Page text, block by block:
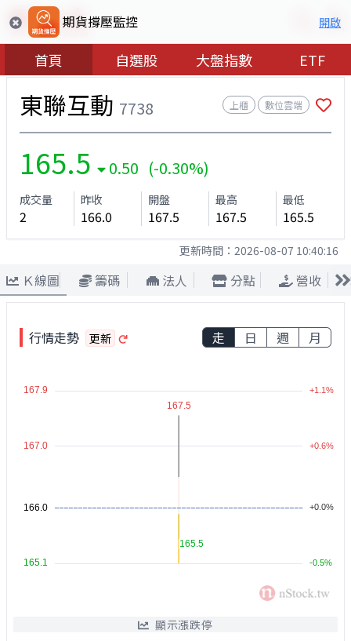
期貨撐壓監控 開啟
首頁 自選股 大盤指數 ETF
東聯互動 7738 上櫃 數位雲端
165.5 0.50 (-0.30%)
成交量
2
昨收
166.0
開盤
167.5
最高
167.5
最低
165.5
更新時間： 2026-08-07 10:40:16
Ｋ線圖 籌碼 法人 分點 營收
行情走勢 更新 走 日 週 月
顯示漲跌停